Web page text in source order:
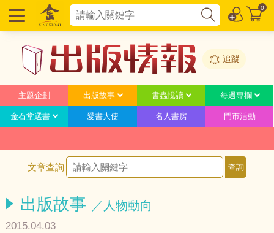
0
追蹤
主題企劃 出版故事 書蟲悅讀 每週專欄
金石堂選書 愛書大使 名人書房 門市活動
文章查詢
出版故事 ／人物動向
2015.04.03